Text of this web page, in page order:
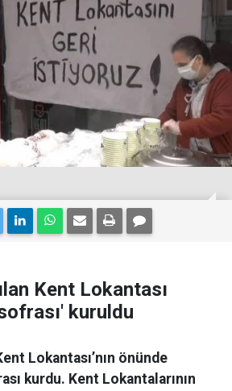
Kent Lokantası
kuruldu
Lokantası’nın önünde
kurdu. Kent Lokantalarının